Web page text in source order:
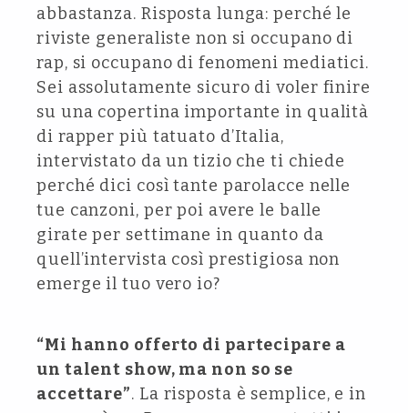
abbastanza. Risposta lunga: perché le
riviste generaliste non si occupano di
rap, si occupano di fenomeni mediatici.
Sei assolutamente sicuro di voler finire
su una copertina importante in qualità
di rapper più tatuato d’Italia,
intervistato da un tizio che ti chiede
perché dici così tante parolacce nelle
tue canzoni, per poi avere le balle
girate per settimane in quanto da
quell’intervista così prestigiosa non
emerge il tuo vero io?
“Mi hanno offerto di partecipare a
un talent show, ma non so se
accettare”. La risposta è semplice, e in